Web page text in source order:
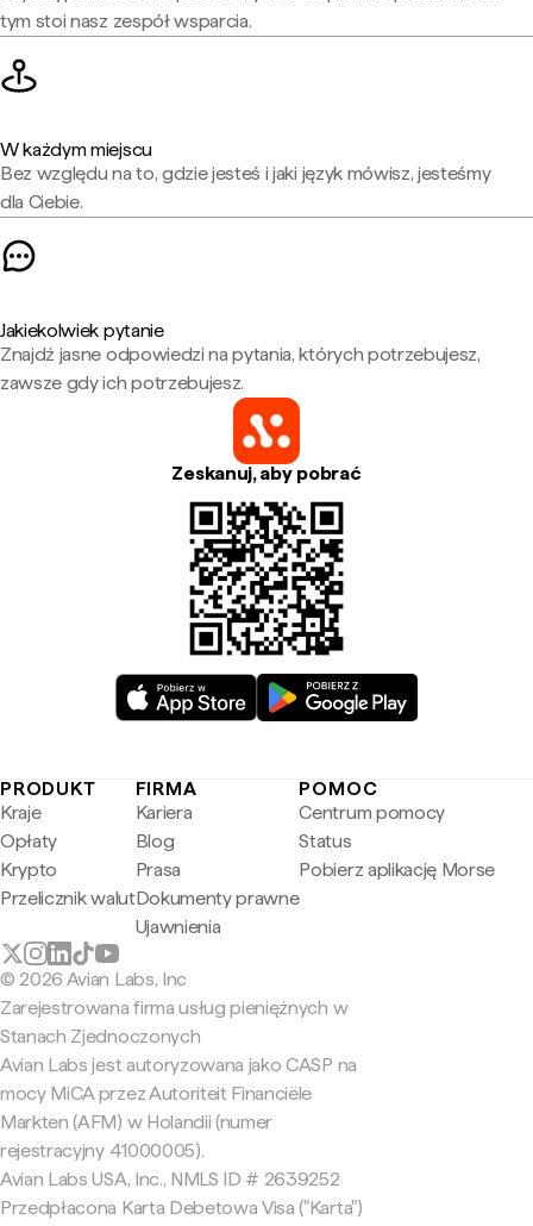
tym stoi nasz zespół wsparcia.
W każdym miejscu
Bez względu na to, gdzie jesteś i jaki język mówisz, jesteśmy
dla Ciebie.
Jakiekolwiek pytanie
Znajdź jasne odpowiedzi na pytania, których potrzebujesz,
zawsze gdy ich potrzebujesz.
Zeskanuj, aby pobrać
PRODUKT
Kraje
Opłaty
Krypto
Przelicznik walut
FIRMA
Kariera
Blog
Prasa
Dokumenty prawne
Ujawnienia
POMOC
Centrum pomocy
Status
Pobierz aplikację Morse
© 2026 Avian Labs, Inc
Zarejestrowana firma usług pieniężnych w
Stanach Zjednoczonych
Avian Labs jest autoryzowana jako CASP na
mocy MiCA przez Autoriteit Financiële
Markten (AFM) w Holandii (numer
rejestracyjny 41000005).
Avian Labs USA, Inc., NMLS ID # 2639252
Przedpłacona Karta Debetowa Visa ("Karta")